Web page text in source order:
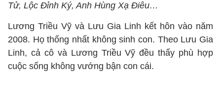
Tử, Lộc Đỉnh Ký, Anh Hùng Xạ Điêu…
Lương Triều Vỹ và Lưu Gia Linh kết hôn vào năm
2008. Họ thống nhất không sinh con. Theo Lưu Gia
Linh, cả cô và Lương Triều Vỹ đều thấy phù hợp
cuộc sống không vướng bận con cái.